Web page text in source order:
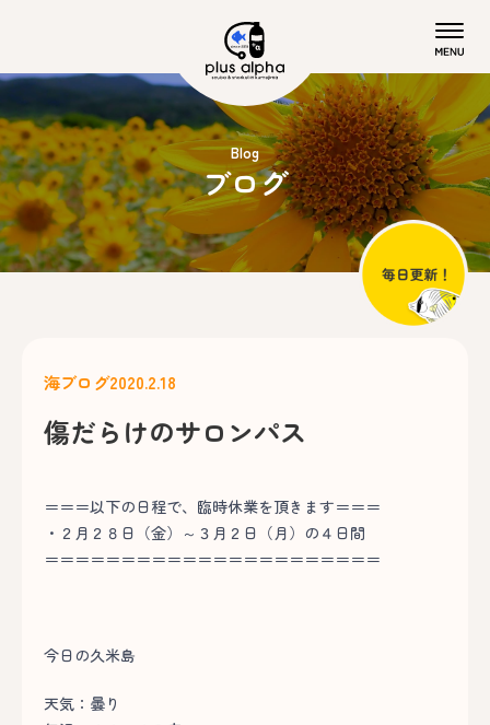
Blog
ブログ
海ブログ2020.2.18
傷だらけのサロンパス
＝＝＝以下の日程で、臨時休業を頂きます＝＝＝
・２月２８日（金）～３月２日（月）の４日間
＝＝＝＝＝＝＝＝＝＝＝＝＝＝＝＝＝＝＝＝＝＝
今日の久米島
天気：曇り